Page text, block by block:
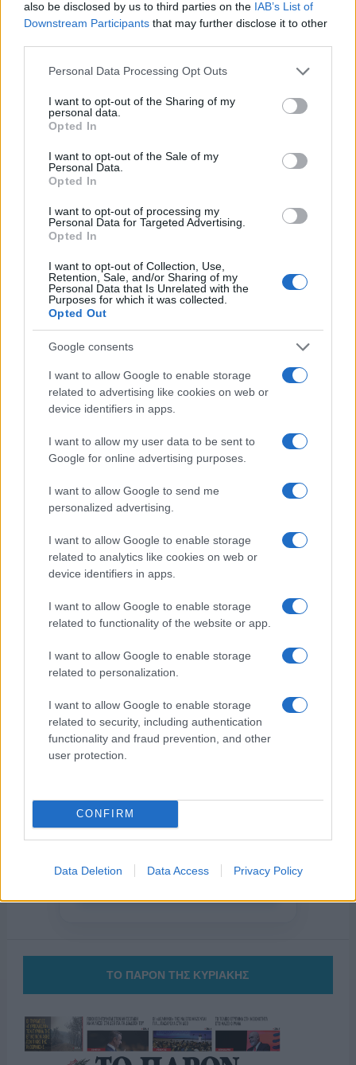
also be disclosed by us to third parties on the IAB’s List of
Downstream Participants that may further disclose it to other
Please note that this website/app uses one or more Google
not limited to your visit or usage behaviour. You may click to
grant or deny consent to Google and its third-party tags to
use your data for below specified purposes in below Google
consent section.
Personal Data Processing Opt Outs
I want to opt-out of the Sharing of my
personal data.
Opted In
I want to opt-out of the Sale of my
Personal Data.
Opted In
I want to opt-out of processing my
Personal Data for Targeted Advertising.
Opted In
I want to opt-out of Collection, Use,
Retention, Sale, and/or Sharing of my
Personal Data that Is Unrelated with the
Purposes for which it was collected.
Opted Out
Google consents
I want to allow Google to enable storage
related to advertising like cookies on web or
device identifiers in apps.
I want to allow my user data to be sent to
Google for online advertising purposes.
I want to allow Google to send me
personalized advertising.
I want to allow Google to enable storage
related to analytics like cookies on web or
device identifiers in apps.
I want to allow Google to enable storage
related to functionality of the website or app.
I want to allow Google to enable storage
related to personalization.
I want to allow Google to enable storage
related to security, including authentication
functionality and fraud prevention, and other
user protection.
CONFIRM
Data Deletion Data Access Privacy Policy
το ελληνικό καλοκαίρι και ένας
πολιτισμός που μας ενώνει κάθε μέρα.
ΟΣΑ ΧΡΕΙΑΖΕΣΑΙ
ΤΟ ΠΑΡΟΝ ΤΗΣ ΚΥΡΙΑΚΗΣ